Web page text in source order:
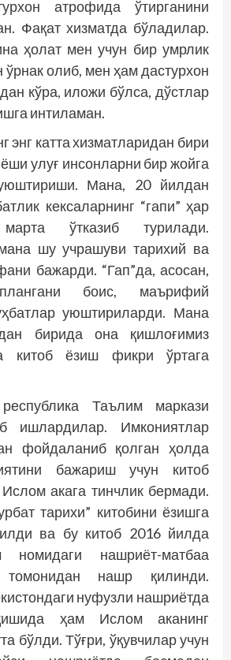
атрофида ўтирганини
Фақат хизматда бўладилар.
ҳолат мен учун бир умрлик
ўрнак олиб, мен ҳам дастурхон
кўра, иложи бўлса, дўстлар
интиламан.
энг катта хизматларидан бири
улуғ инсонларни бир жойга
Мана, 20 йилдан
кексаларнинг “гапи” ҳар
ўтказиб турилади.
шу учрашуви тарихий ва
бажарди. “Гап”да, асосан,
боис, маърифий
уюштириларди. Мана
бирида она қишлоғимиз
китоб ёзиш фикри ўртага
Таълим маркази
ишлардилар. Имкониятлар
фойдаланиб қолган ҳолда
бажариш учун китоб
акага тинчлик бермади.
тарихи” китобини ёзишга
ва бу китоб 2016 йилда
нашриёт-матбаа
нашр қилинди.
нуфузли нашриётда
ҳам Ислом аканинг
бўлди. Тўғри, ўқувчилар учун